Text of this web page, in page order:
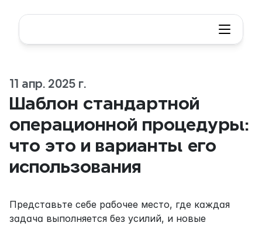
11 апр. 2025 г.
Шаблон стандартной
операционной процедуры:
что это и варианты его
использования
Представьте себе рабочее место, где каждая
задача выполняется без усилий, и новые